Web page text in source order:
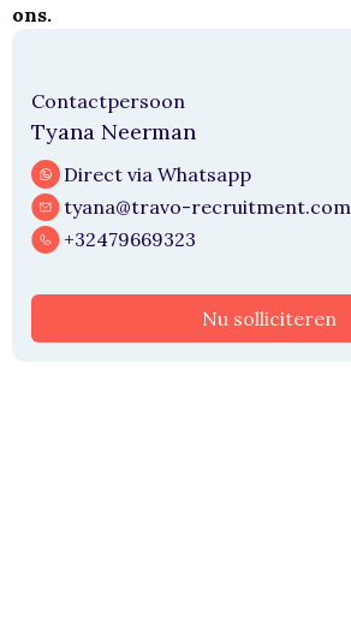
ons.
Contactpersoon
Tyana Neerman
Direct via Whatsapp
tyana@travo-recruitment.com
+32479669323
Nu solliciteren